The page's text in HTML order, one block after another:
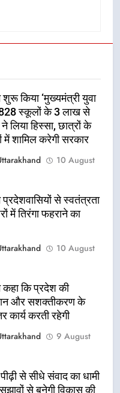
शुरू किया ‘मुख्यमंत्री युवा
2828 स्कूलों के 3 लाख से
ने लिया हिस्सा, छात्रों के
में शामिल करेगी सरकार
10 August
प्रदेशवासियों से स्वतंत्रता
में तिरंगा फहराने का
10 August
कहा कि प्रदेश की
और सशक्तीकरण के
कार्य करती रहेगी
9 August
से सीधे संवाद का धामी
से बनेगी विकास की